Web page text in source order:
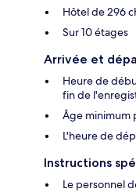
Hôtel de 296
Sur 10 étages
Arrivée et
Heure de
fin de
Âge minimum
L'heure de
Instructions
Le personnel